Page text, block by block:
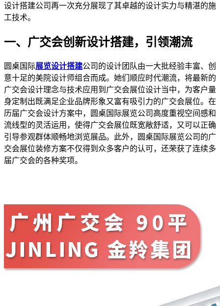
设计搭建公司再一次充分展现了其卓越的设计实力与精湛的施
工技术。
一、广交会创新设计搭建，引领潮流
圆桌国际展览设计搭建公司的设计团队由一大批经验丰富、创
意十足的美院设计师组合而成。她们顺应时代潮流，将最新的
广交会设计理念与技术应用到广交会展位设计当中，为客户量
身定制出既满足企业品牌形象又富有吸引力的广交会展位。在
历届广交会设计方案中，圆桌国际展览公司高度重视空间感和
流线型的灵活运用，使得广交会展位既宽敞舒适，又可以正确
引导参观群体顺畅地浏览展品。此外，圆桌国际展览公司的广
交会展位装修方案不仅得到众多客户的认可，还荣获了连续多
届广交会的各种奖项。